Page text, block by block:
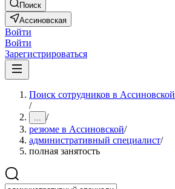
Поиск
Ассиновская
Войти
Войти
Зарегистрироваться
Поиск сотрудников в Ассиновской
/
... /
резюме в Ассиновской/
административный специалист/
полная занятость